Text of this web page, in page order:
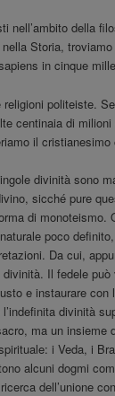
nell’ambito della
Storia,
in cinque
politeiste.
centinaia di
il cristianesimo
divinità sono
sicché pure
di monoteismo.
poco
Da cui,
Il fedele può
e instaurare con
divinità
ma un insieme
i Veda, i
alcuni dogmi
dell’unione